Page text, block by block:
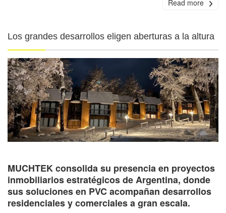
Read more
Los grandes desarrollos eligen aberturas a la altura
MUCHTEK consolida su presencia en proyectos
inmobiliarios estratégicos de Argentina, donde
sus soluciones en PVC acompañan desarrollos
residenciales y comerciales a gran escala.